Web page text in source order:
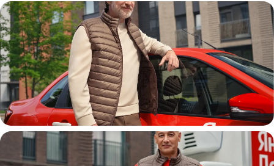
Автокурьер